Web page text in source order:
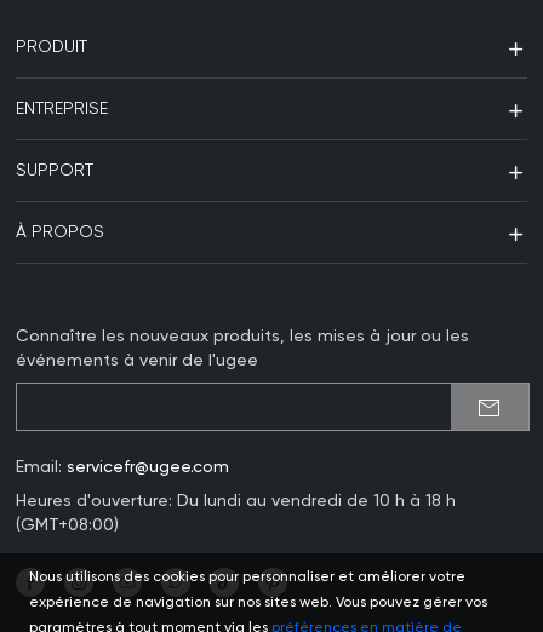
PRODUIT
ENTREPRISE
SUPPORT
À PROPOS
Connaître les nouveaux produits, les mises à jour ou les
événements à venir de l'ugee
Email:servicefr@ugee.com
Heures d'ouverture: Du lundi au vendredi de 10 h à 18 h
(GMT+08:00)
Nous utilisons des cookies pour personnaliser et améliorer votre
expérience de navigation sur nos sites web. Vous pouvez gérer vos
paramètres à tout moment via les préférences en matière de